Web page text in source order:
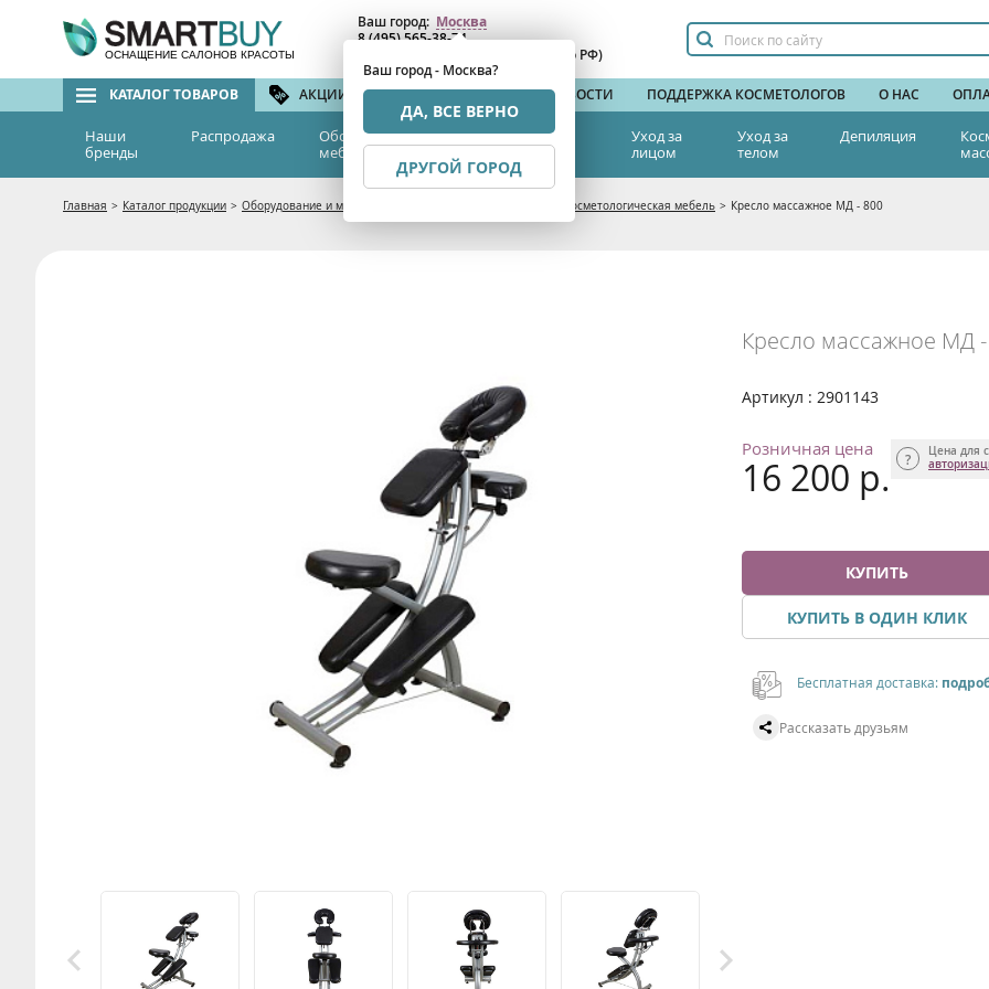
ОСНАЩЕНИЕ САЛОНОВ КРАСОТЫ
Ваш город: Москва
Ваш город - Москва?
ДА, ВСЕ ВЕРНО
ДРУГОЙ ГОРОД
8 (495) 565-38-74
(бесплатный по РФ)
КАТАЛОГ ТОВАРОВ АКЦИИ И СКИДКИ БРЕНДЫ НОВОСТИ ПОДДЕРЖКА КОСМЕТОЛОГОВ О НАС
Наши
бренды
Распродажа
Оборудование и
мебель
Эстетическая
медицина
Уход за
лицом
Уход за
телом
Депиляция
Главная > Каталог продукции > Оборудование и мебель Косметологическая мебель > Кресло массажное МД - 800
Кресло массажное МД
Артикул : 2901143
Розничная цена
16 200 р.
Цена для
КУПИТЬ
КУПИТЬ В ОДИН КЛИК
Бесплатная доставка:
Рассказать друзьям